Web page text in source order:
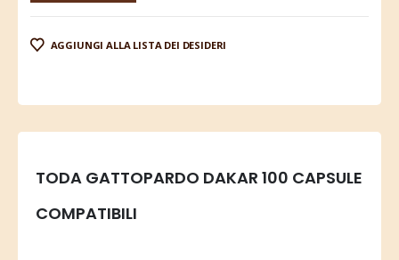
AGGIUNGI ALLA LISTA DEI DESIDERI
TODA GATTOPARDO DAKAR 100 CAPSULE
COMPATIBILI